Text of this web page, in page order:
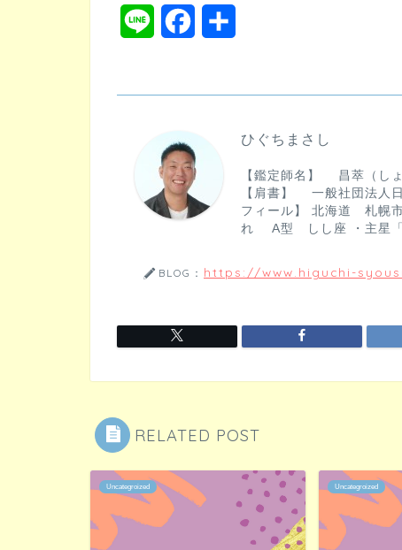
b
ひぐちまさし
【鑑定師名】 昌萃（し
【肩書】 一般社団法
フィール】 北海道 札幌
れ A型 しし座 ・主星「
BLOG： https://www.higuchi-
RELATED POST
Uncategroized Uncategroized